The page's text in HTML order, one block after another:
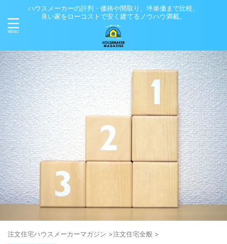
ハウスメーカーの評判・価格や間取り、坪単価まで比較。
良い家をローコストで安く建てるノウハウ満載。
注⽂住宅ハウスメーカーマガジン >注文住宅全般 >